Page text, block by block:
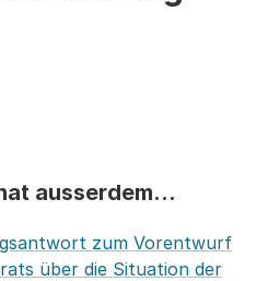
ausserdem...
zum Vorentwurf
über die Situation der